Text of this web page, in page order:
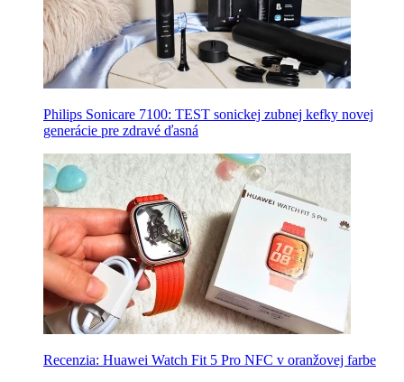
Philips Sonicare 7100: TEST sonickej zubnej kefky novej
generácie pre zdravé ďasná
Recenzia: Huawei Watch Fit 5 Pro NFC v oranžovej farbe